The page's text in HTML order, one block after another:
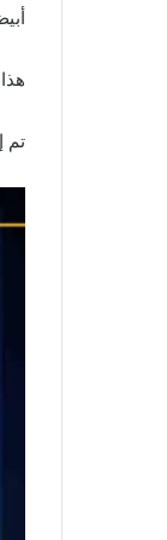
هذا
تم